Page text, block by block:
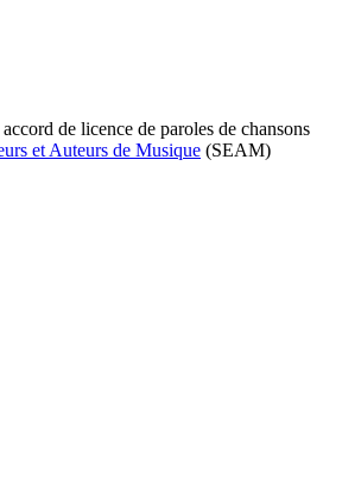
de licence de paroles de chansons
et Auteurs de Musique (SEAM)